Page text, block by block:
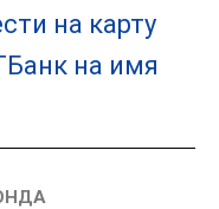
на карту
на имя